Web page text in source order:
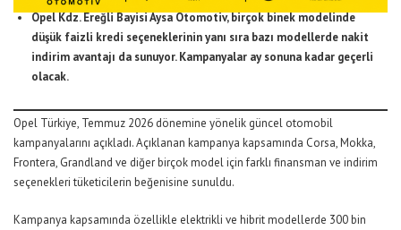
Opel Kdz. Ereğli Bayisi Aysa Otomotiv, birçok binek modelinde
düşük faizli kredi seçeneklerinin yanı sıra bazı modellerde nakit
indirim avantajı da sunuyor. Kampanyalar ay sonuna kadar geçerli
olacak.
Opel Türkiye, Temmuz 2026 dönemine yönelik güncel otomobil
kampanyalarını açıkladı. Açıklanan kampanya kapsamında Corsa, Mokka,
Frontera, Grandland ve diğer birçok model için farklı finansman ve indirim
seçenekleri tüketicilerin beğenisine sunuldu.
Kampanya kapsamında özellikle elektrikli ve hibrit modellerde 300 bin